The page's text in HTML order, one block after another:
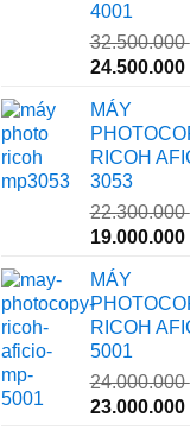
4001
32.500.000
Giá
là:
32.500.000
24.500.000
MÁY
RICOH
3053
22.300.000
Giá
là:
22.300.000
19.000.000
MÁY
RICOH
5001
24.000.000
Giá
23.000.000